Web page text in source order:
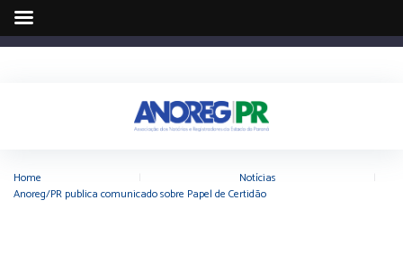
Home Notícias
Anoreg/PR publica comunicado sobre Papel de Certidão